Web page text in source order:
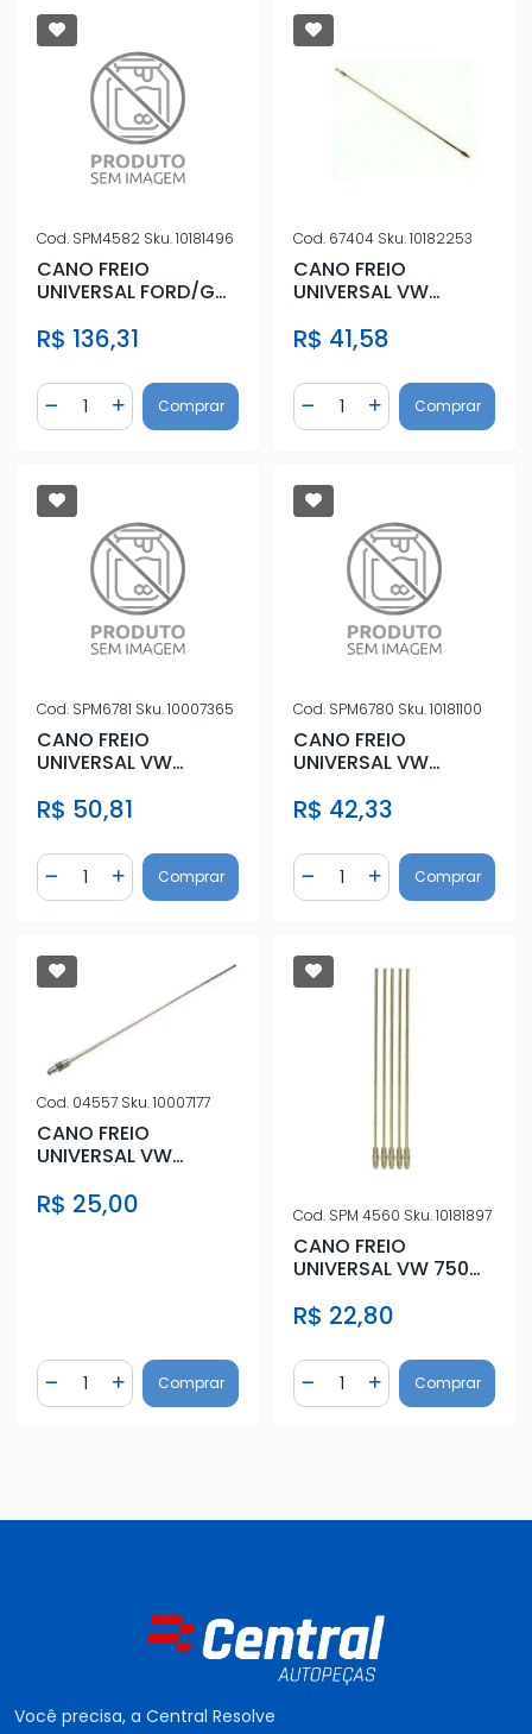
Cod. SPM4582 Sku.10181496
CANO FREIO
UNIVERSAL FORD/GM
R$ 136,31
Diminuir Quantidade
Quantidade
Adicionar Quantidade
Comprar
Cod. 67404 Sku.10182253
CANO FREIO
UNIVERSAL VW
R$ 41,58
Diminuir Quantidade
Quantidade
AdicionarComprar
Cod. SPM6781 Sku.10007365
CANO FREIO
UNIVERSAL VW
R$ 50,81
Diminuir Quantidade
Quantidade
Adicionar Quantidade
Comprar
Cod. SPM6780 Sku.10181100
CANO FREIO
UNIVERSAL VW
R$ 42,33
Diminuir Quantidade
Quantidade
AdicionarComprar
Cod. 04557 Sku.10007177
CANO FREIO
UNIVERSAL VW
R$ 25,00
Diminuir Quantidade
Quantidade
Adicionar Quantidade
Comprar
Cod. SPM 4560 Sku.10181897
CANO FREIO
UNIVERSAL VW 750
R$ 22,80
Diminuir Quantidade
Quantidade
AdicionarComprar
Você precisa, a Central Resolve